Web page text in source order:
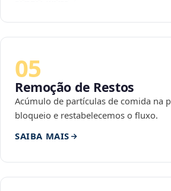
05
Remoção de Restos
Acúmulo de partículas de comida na
bloqueio e restabelecemos o fluxo.
SAIBA MAIS